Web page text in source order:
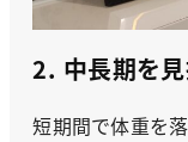
2. 中長期を
短期間で体重を